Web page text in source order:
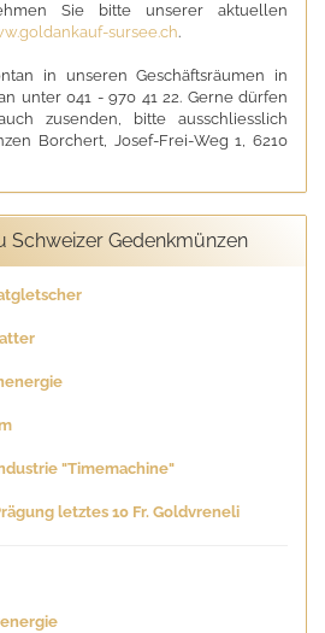
Sie bitte unserer aktuellen
sursee.ch.
in unseren Geschäftsräumen in
unter 041 - 970 41 22. Gerne dürfen
zusenden, bitte ausschliesslich
Borchert, Josef-Frei-Weg 1, 6210
Schweizer Gedenkmünzen
"Timemachine"
letztes 10 Fr. Goldvreneli